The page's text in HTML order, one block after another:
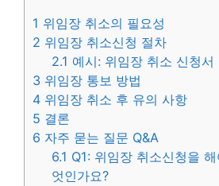
1 위임장 취소의 필요성
2 위임장 취소신청 절차
2.1 예시: 위임장 취소 신청서
3 위임장 통보 방법
4 위임장 취소 후 유의 사항
5 결론
6 자주 묻는 질문 Q&A
6.1 Q1: 위임장 취소신청을
엇인가요?